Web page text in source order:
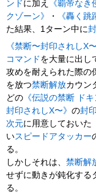
ンド に加え 《覇帝なき
クゾーン》
・ 《轟く跳
た結果、1ターン中に
《禁断〜封印されしX〜
コマンド を大量に出し
攻めを耐えられた際の
を放つ禁断解放カウン
どの 《伝説の禁断 ド
封印されしX〜》の封印
次元に用意しておいた
いスピードアタッカー
る。
しかしそれは、禁断解
せずに動きが鈍化する
る。